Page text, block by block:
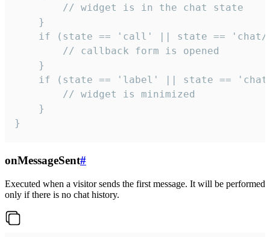
        // widget is in the chat state
    }
if (state == 'call' || state ==
        // callback form is opened
    }
if (state == 'label' || state ==
        // widget is minimized
    }
}
onMessageSent#
Executed when a visitor sends the first message. It will be performed
only if there is no chat history.